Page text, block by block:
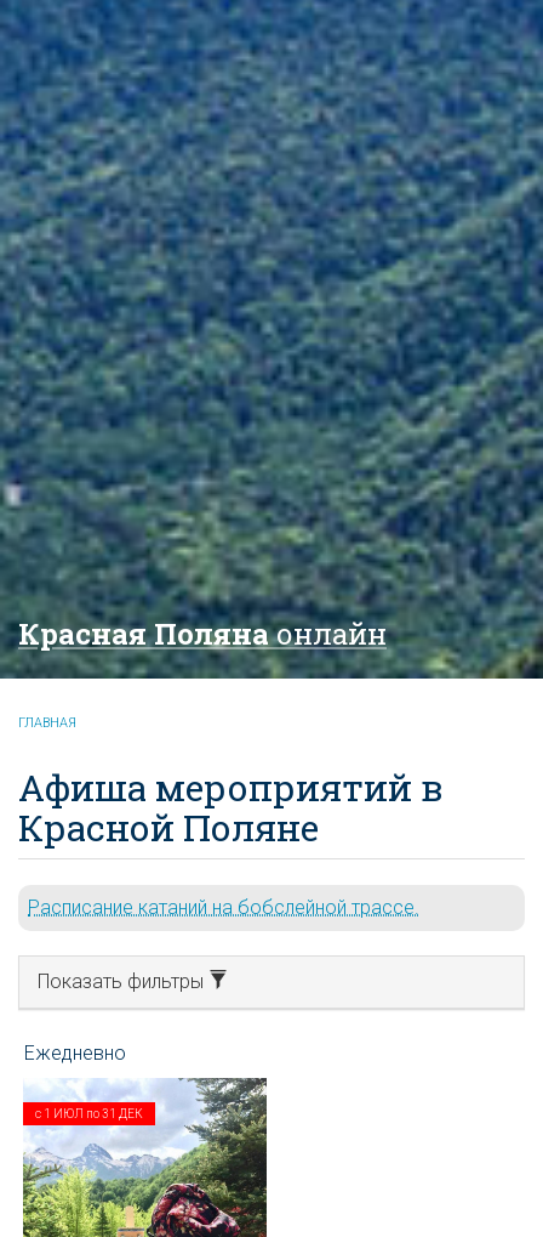
Красная Полянаонлайн
ГЛАВНАЯ
Афиша мероприятий в
Красной Поляне
Расписание катаний на бобслейной трассе.
Показать фильтры
с 1 ИЮЛ по31 ДЕК